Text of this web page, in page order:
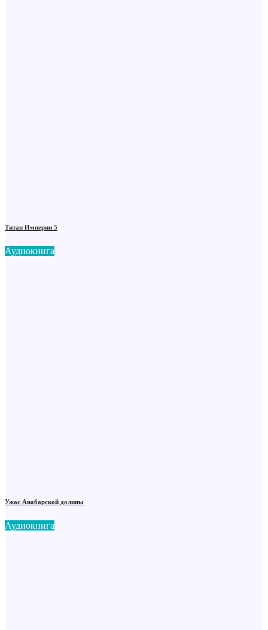
Титан Империи 5
Аудиокнига
Ужас Анабарской долины
Аудиокнига